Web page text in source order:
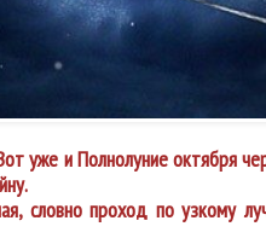
уже и Полнолуние октября
словно проход по узкому